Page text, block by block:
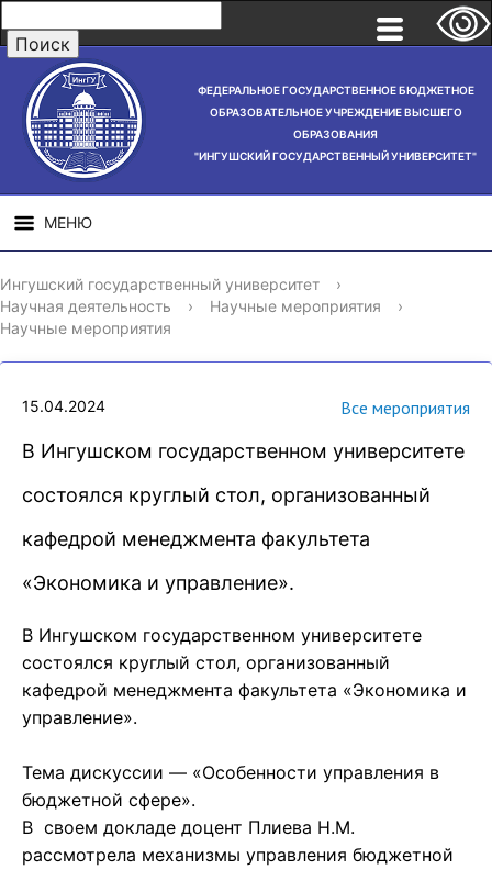
ФЕДЕРАЛЬНОЕ ГОСУДАРСТВЕННОЕ БЮДЖЕТНОЕ
ОБРАЗОВАТЕЛЬНОЕ УЧРЕЖДЕНИЕ ВЫСШЕГО
ОБРАЗОВАНИЯ
"ИНГУШСКИЙ ГОСУДАРСТВЕННЫЙ УНИВЕРСИТЕТ"
МЕНЮ
СВЕДЕНИЯ ОБ
ОБРАЗОВАТЕЛЬНОЙ
ОРГАНИЗАЦИИ
НАУЧНАЯ
ДЕЯТЕЛЬНОСТЬ
Ингушский государственный университет
›
Научная деятельность
› Научные мероприятия
›
Научные мероприятия
15.04.2024 Все мероприятия
В Ингушском государственном университете
состоялся круглый стол, организованный
кафедрой менеджмента факультета
«Экономика и управление».
В Ингушском государственном университете
состоялся круглый стол, организованный
кафедрой менеджмента факультета «Экономика и
управление».
Тема дискуссии — «Особенности управления в
бюджетной сфере».
В своем докладе доцент Плиева Н.М.
рассмотрела механизмы управления бюджетной